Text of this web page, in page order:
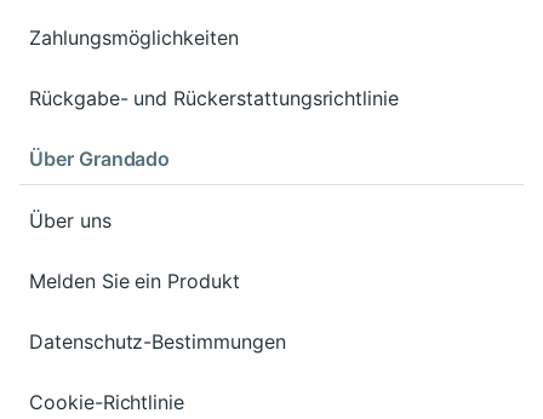
Zahlungsmöglichkeiten
Rückgabe- und Rückerstattungsrichtlinie
Über Grandado
Über uns
Melden Sie ein Produkt
Datenschutz-Bestimmungen
Cookie-Richtlinie